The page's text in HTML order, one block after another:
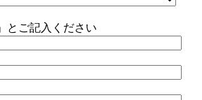
とご記入ください